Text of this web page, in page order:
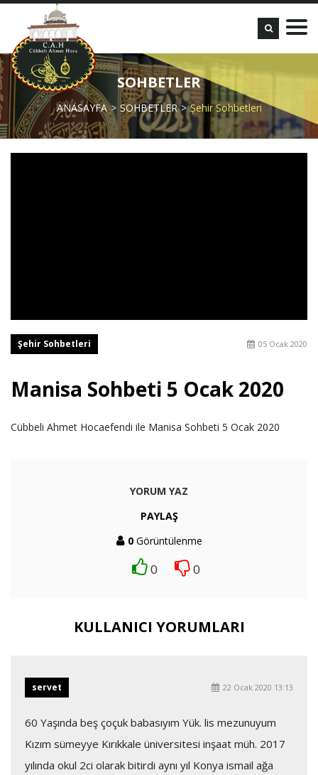
SOHBETLER
ANASAYFA SOHBETLER Şehir Sohbetleri
Şehir Sohbetleri 05 Ocak 2020
Manisa Sohbeti 5 Ocak 2020
Cübbeli Ahmet Hocaefendi ile Manisa Sohbeti 5 Ocak 2020
YORUM YAZ
PAYLAŞ
0Görüntülenme
0 0
KULLANICI YORUMLARI
servet 22 Ocak 2020 13:13
60 Yaşında beş çoçuk babasıyım Yük. lis mezunuyum
Kızım sümeyye Kırıkkale üniversitesi inşaat müh. 2017
yılında okul 2ci olarak bitirdi aynı yıl Konya ismail ağa